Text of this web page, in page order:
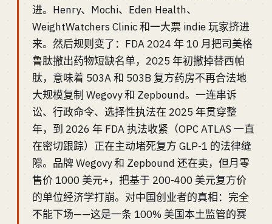
进。Henry、Mochi、Eden Health、
WeightWatchers Clinic 和一大票 indie 玩家挤进
来。然后规则变了：FDA 2024 年 10 月把司美格
鲁肽撤出药物短缺名单，2025 年初撤掉替西帕
肽，意味着 503A 和 503B 复方药房不再合法地
大规模复制 Wegovy 和 Zepbound。一连串诉
讼、行政命令、选择性执法在 2025 年贯穿整
年，到 2026 年 FDA 执法收紧（OPC ATLAS 一直
在密切跟踪）正在主动堵死复方 GLP-1 的法律缝
隙。品牌 Wegovy 和 Zepbound 还在卖，但月零
售价 1000 美元+，把基于 200-400 美元复方价
的单位经济学打崩。对中国创业者的真相：完全
不能下场——这是一条 100% 美国本土监管的赛